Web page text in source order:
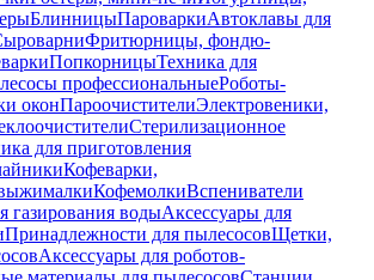
БлинницыПароваркиАвтоклавы для
Фритюрницы, фондю-
ПопкорницыТехника для
профессиональныеРоботы-
оконПароочистителиЭлектровеники,
Стерилизационное
для приготовления
Кофеварки,
КофемолкиВспениватели
газирования водыАксессуары для
Принадлежности для пылесосовЩетки,
Аксессуары для роботов-